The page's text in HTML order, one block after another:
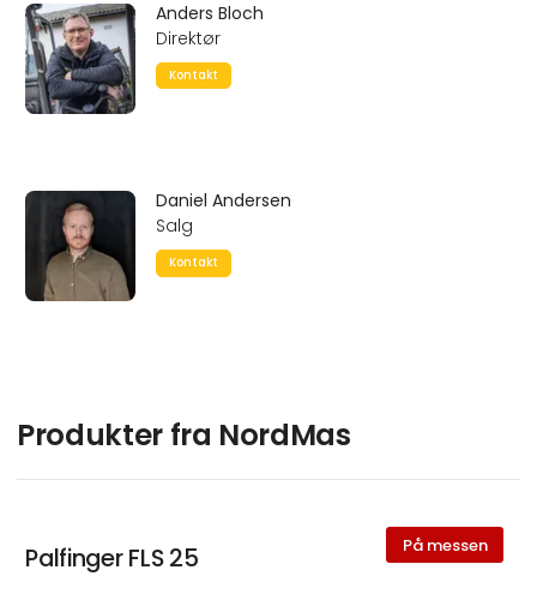
Anders Bloch
Direktør
Kontakt
Daniel Andersen
Salg
Kontakt
Produkter fra NordMas
På messen
Palfinger FLS 25